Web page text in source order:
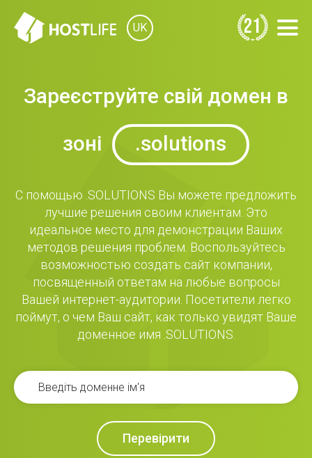
UK 21
Зареєструйте свій домен в
зоні
.solutions
С помощью .SOLUTIONS Вы можете предложить
лучшие решения своим клиентам. Это
идеальное место для демонстрации Ваших
методов решения проблем. Воспользуйтесь
возможностью создать сайт компании,
посвященный ответам на любые вопросы
Вашей интернет-аудитории. Посетители легко
поймут, о чем Ваш сайт, как только увидят Ваше
доменное имя .SOLUTIONS.
Перевірити